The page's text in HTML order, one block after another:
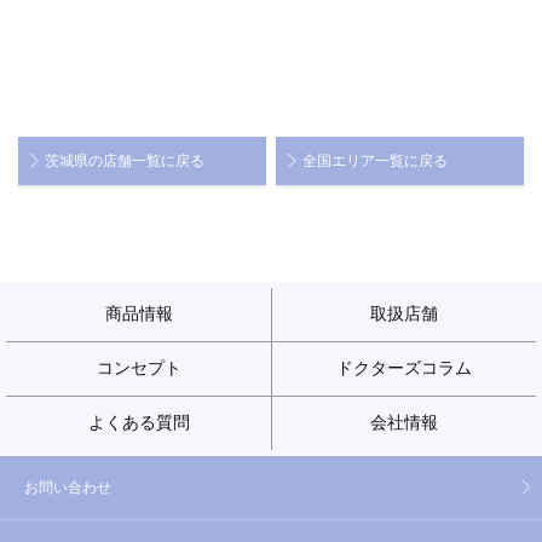
茨城県の店舗一覧に戻る 全国エリア一覧に戻る
商品情報 取扱店舗
コンセプト ドクターズコラム
よくある質問 会社情報
お問い合わせ